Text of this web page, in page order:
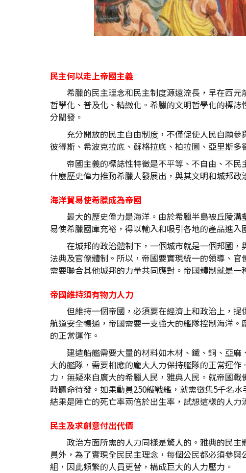
民主何以走上帝國主義
希臘的民主理念和民主制度源遠流長，早在西
哲學化、普及化、精緻化。希臘的文明哲學化的標
分闡發。
充分開放的民主自由制度，不僅促使人民自願
彼得斯、希波克拉底、蘇格拉底、柏拉圖、亞里斯
帝國主義的標誌性特徵是不平等、不自由、不
什麼歷史偉力推動希臘人發展出，與其文明和城邦政
海洋貿易使希臘成為帝國
最大的歷史偉力是海洋。由於希臘半島被丘陵
易使希臘國庫充裕，得以輸入和吸引各地的產品進
在城邦的政治體制下，一個城市就是一個邦國
法典及官僚體制。所以，帝國要實現統一的領導、
需要聯合其他城邦的力量共同應對。帝國體制就是一
帝國維持須有物力人力
但維持一個帝國，必須要在經濟上和政治上，
航道安全暢通，帝國需要一支強大的艦隊控制海洋
的正常運作。
建造船艦需要大量的材料如木材、鐵、銅、亞
大的艦隊，需要相應的龐大人力保持艦隊的正常運
力，無疑來自廣大的希臘人民，雅典人民。就帝國
時聽命待發。如果動員250艘戰艦，就需徵集5千名
結果是陣亡的死亡率兩倍於出生率，試想這樣的人力
民主及求創意付出代價
政治方面所需的人力同樣是驚人的。雅典的民
員外，為了實現全民民主理念，每個公民都必須參
組，因此頻繁的人員更替，構成巨大的人力壓力。